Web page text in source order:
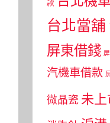
款
台北當舖
屏東借錢
汽機車借款
微晶瓷 未上